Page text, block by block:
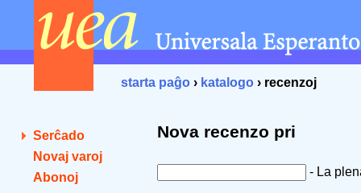
starta paĝo › katalogo › recenzoj
Serĉado
Novaj varoj
Abonoj
Nova recenzo pri
- La